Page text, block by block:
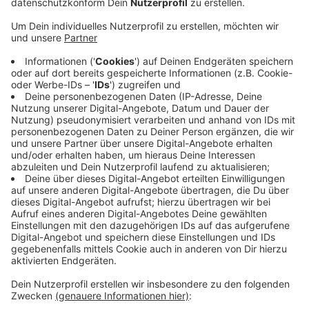
Wasserversorgungsgesellschaft Sankt Augustin die
Energieversorgungsgesellschaft Sankt Augustin. Aus
dieser sollen die Stadtwerke St. Augustin werden, die
dann die Grundversorgung übernehmen sollen. Dafür
will die SWB ihre Anteile für 5,5 Millionen Euro an den
Kölner Konzern Rhein Energie verkaufen. Bei der
Diskussion im Bonner Finanzausschuss regte sich
Widerstand - einige Abgeordneten sahen in dem Deal
keinen Vorteil für Bonn. Der Oberbürgermeister hatte
vorgeschlagen, den Plänen zuzustimmen.
TH